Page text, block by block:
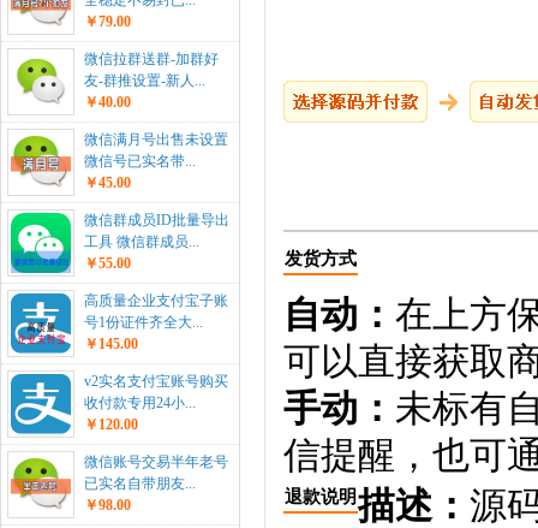
￥79.00
微信拉群送群-加群好
友-群推设置-新人...
￥40.00
微信满月号出售未设置
微信号已实名带...
￥45.00
微信群成员ID批量导出
工具 微信群成员...
￥55.00
高质量企业支付宝子账
号1份证件齐全大...
￥145.00
v2实名支付宝账号购买
收付款专用24小...
￥120.00
微信账号交易半年老号
已实名自带朋友...
￥98.00
发货方式
自动： 在上方
可以直接获取
手动： 未标有
信提醒，也可
退款说明描述： 源